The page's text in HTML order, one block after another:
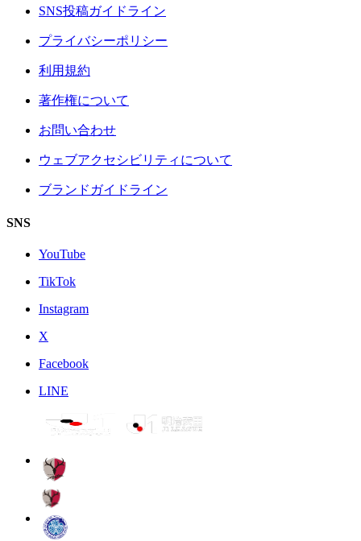
SNS投稿ガイドライン
プライバシーポリシー
利用規約
著作権について
お問い合わせ
ウェブアクセシビリティについて
ブランドガイドライン
SNS
YouTube
TikTok
Instagram
X
Facebook
LINE